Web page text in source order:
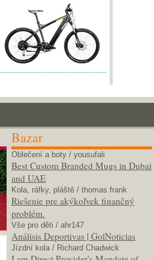
Bazar
Oblečení a boty / yousufali
Best Custom Branded Mugs in Dubai
and UAE
Kola, ráfky, pláště / thomas frank
Riešenie pre akýkoľvek finančný
problém.
Vše pro děti / ahr147
Análisis Deportivas | GolNoticias
Jízdní kola / Richard Chadwick